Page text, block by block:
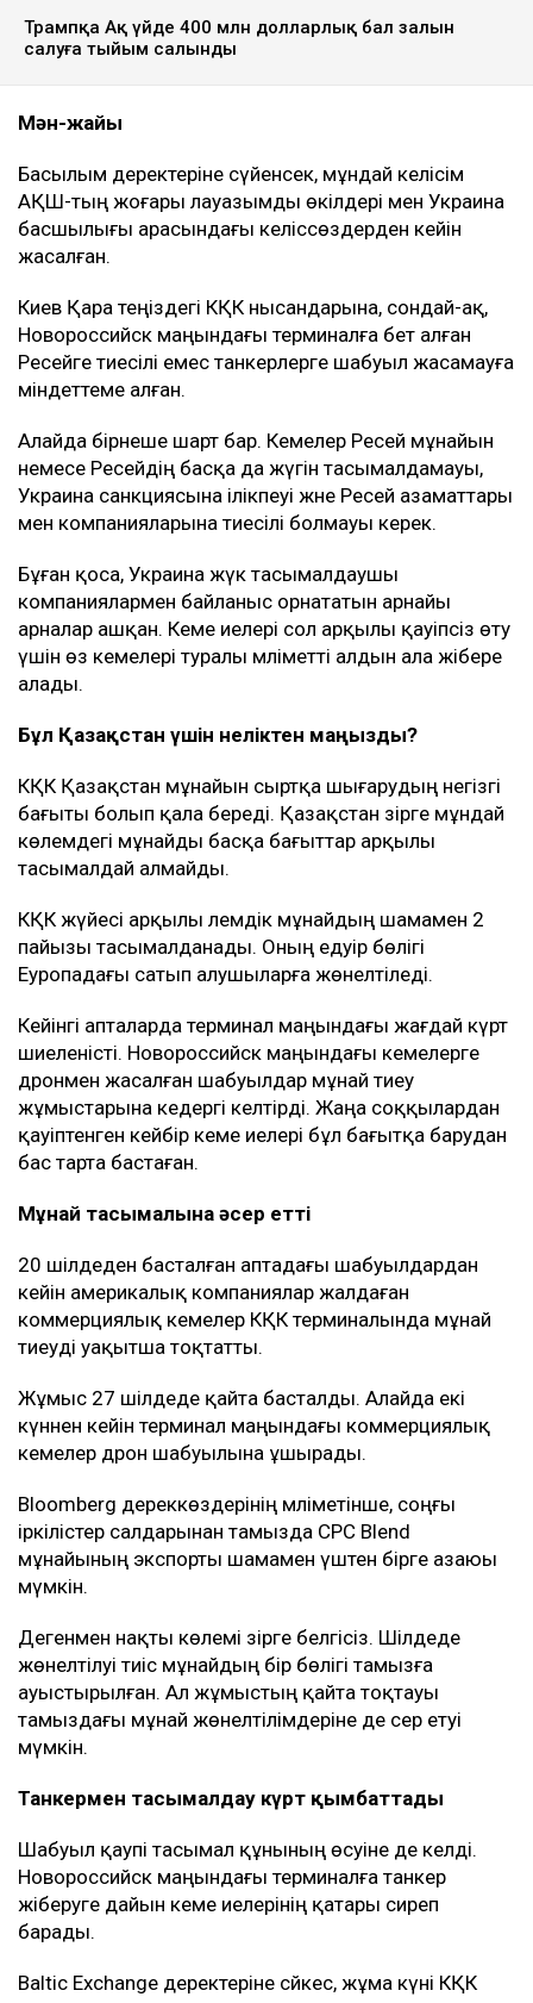
Трампқа Ақ үйде 400 млн долларлық бал залын
салуға тыйым салынды
Мән-жайы
Басылым деректеріне сүйенсек, мұндай келісім
АҚШ-тың жоғары лауазымды өкілдері мен Украина
басшылығы арасындағы келіссөздерден кейін
жасалған.
Киев Қара теңіздегі КҚК нысандарына, сондай-ақ,
Новороссийск маңындағы терминалға бет алған
Ресейге тиесілі емес танкерлерге шабуыл жасамауға
міндеттеме алған.
Алайда бірнеше шарт бар. Кемелер Ресей мұнайын
немесе Ресейдің басқа да жүгін тасымалдамауы,
Украина санкциясына ілікпеуі және Ресей азаматтары
мен компанияларына тиесілі болмауы керек.
Бұған қоса, Украина жүк тасымалдаушы
компаниялармен байланыс орнататын арнайы
арналар ашқан. Кеме иелері сол арқылы қауіпсіз өту
үшін өз кемелері туралы мәліметті алдын ала жібере
алады.
Бұл Қазақстан үшін неліктен маңызды?
КҚК Қазақстан мұнайын сыртқа шығарудың негізгі
бағыты болып қала береді. Қазақстан әзірге мұндай
көлемдегі мұнайды басқа бағыттар арқылы
тасымалдай алмайды.
КҚК жүйесі арқылы әлемдік мұнайдың шамамен 2
пайызы тасымалданады. Оның едәуір бөлігі
Еуропадағы сатып алушыларға жөнелтіледі.
Кейінгі апталарда терминал маңындағы жағдай күрт
шиеленісті. Новороссийск маңындағы кемелерге
дронмен жасалған шабуылдар мұнай тиеу
жұмыстарына кедергі келтірді. Жаңа соққылардан
қауіптенген кейбір кеме иелері бұл бағытқа барудан
бас тарта бастаған.
Мұнай тасымалына әсер етті
20 шілдеден басталған аптадағы шабуылдардан
кейін америкалық компаниялар жалдаған
коммерциялық кемелер КҚК терминалында мұнай
тиеуді уақытша тоқтатты.
Жұмыс 27 шілдеде қайта басталды. Алайда екі
күннен кейін терминал маңындағы коммерциялық
кемелер дрон шабуылына ұшырады.
Bloomberg дереккөздерінің мәліметінше, соңғы
іркілістер салдарынан тамызда CPC Blend
мұнайының экспорты шамамен үштен бірге азаюы
мүмкін.
Дегенмен нақты көлемі әзірге белгісіз. Шілдеде
жөнелтілуі тиіс мұнайдың бір бөлігі тамызға
ауыстырылған. Ал жұмыстың қайта тоқтауы
тамыздағы мұнай жөнелтілімдеріне де әсер етуі
мүмкін.
Танкермен тасымалдау күрт қымбаттады
Шабуыл қаупі тасымал құнының өсуіне де әкелді.
Новороссийск маңындағы терминалға танкер
жіберуге дайын кеме иелерінің қатары сиреп
барады.
Baltic Exchange деректеріне сәйкес, жұма күні КҚК